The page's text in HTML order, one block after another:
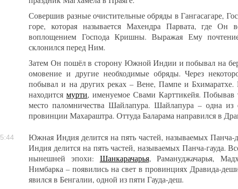
Совершив разные очистительные обряды в Гангасагаре,
горе, которая называется Махендра Парвата, где Он
воплощением Господа Кришны. Выражая Ему
склонился перед Ним.
Затем Он пошёл в сторону Южной Индии и побывал на
омовение и другие необходимые обряды. Через
побывал и на других реках – Вене, Пампе и Бхимаратхе.
находитсямурти, именуемое Свами Карттикейя. Побывав
место паломничества Шайлапура. Шайлапура – одна из
провинции Махараштра. Оттуда Баларама направился в
Южная Индия делится на пять частей, называемых Панча-
Индия делится на пять частей, называемых Панча-гауда.
нынешней эпохи: Шанкарачарья, Рамануджачарья,
Нимбарка – появились на свет в провинциях Дравида-
явился в Бенгалии, одной из пяти Гауда-деш.